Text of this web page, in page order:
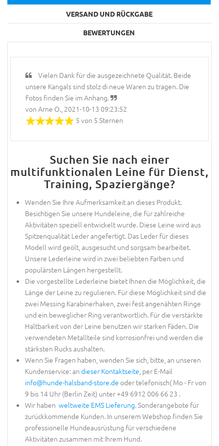
VERSAND UND RÜCKGABE
BEWERTUNGEN
Vielen Dank für die ausgezeichnete Qualität. Beide
unsere Kangals sind stolz di neue Waren zu tragen. Die
Fotos finden Sie im Anhang.
von Arne O., 2021-10-13 09:23:52
5 von 5 Sternen
Suchen Sie nach einer
multifunktionalen Leine für Dienst,
Training, Spaziergänge?
Wenden Sie Ihre Aufmerksamkeit an dieses Produkt.
Besichtigen Sie unsere Hundeleine, die für zahlreiche
Aktivitäten speziell entwickelt wurde. Diese Leine wird aus
Spitzenqualität Leder angefertigt. Das Leder für dieses
Modell wird geölt, ausgesucht und sorgsam bearbeitet.
Unsere Lederleine wird in zwei beliebten Farben und
populärsten Längen hergestellt.
Die vorgestellte Lederleine bietet Ihnen die Möglichkeit, die
Länge der Leine zu regulieren. Für diese Möglichkeit sind die
zwei Messing Karabinerhaken, zwei fest angenähten Ringe
und ein beweglicher Ring verantwortlich. Für die verstärkte
Haltbarkeit von der Leine benutzen wir starken Fäden. Die
verwendeten Metallteile sind korrosionfrei und werden die
stärksten Rucks aushalten.
Wenn Sie Fragen haben, wenden Sie sich, bitte, an unseren
Kundenservice: an dieser Kontaktseite, per E-Mail
info@hunde-halsband-store.de oder telefonisch( Mo - Fr von
9 bis 14 Uhr (Berlin Zeit) unter +49 6912 006 66 23 .
Wir haben weltweite EMS Lieferung. Sonderangebote für
zurückkommende Kunden. In unserem Webshop finden Sie
professionelle Hundeausrüstung für verschiedene
Aktivitäten zusammen mit Ihrem Hund.